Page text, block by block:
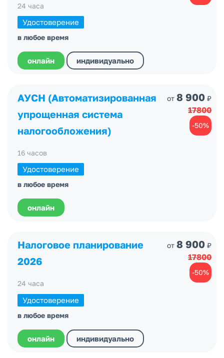
24 часа
Удостоверение
в любое время
онлайн индивидуально
АУСН (Автоматизированная
упрощенная система
налогообложения)
16 часов
Удостоверение
в любое время
от 8 900 ₽
17800
-50%
онлайн
Налоговое планирование
2026
24 часа
Удостоверение
в любое время
от 8 900 ₽
17800
-50%
онлайн индивидуально